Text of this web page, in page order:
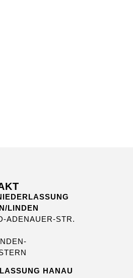
LINDEN
ADENAUER-STR.
HANAU